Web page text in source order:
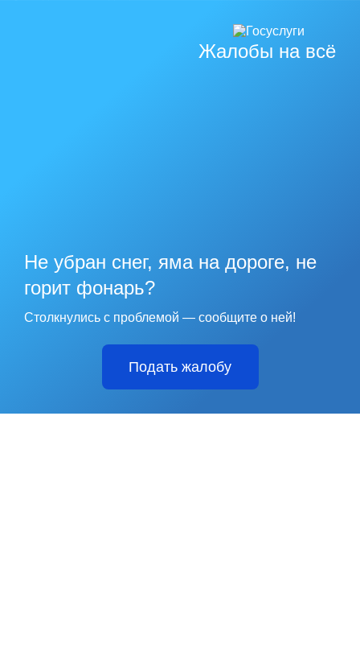
Жалобы на всё
Не убран снег, яма на дороге, не
горит фонарь?
Столкнулись с проблемой — сообщите о ней!
Подать жалобу